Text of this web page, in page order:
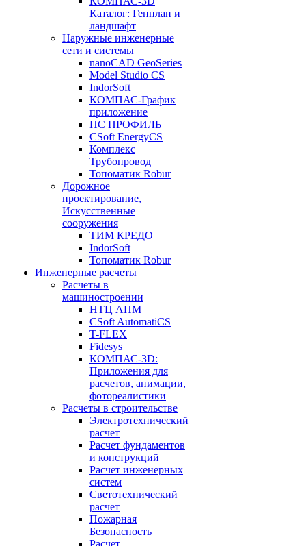
Каталог: Генплан и
ландшафт
Наружные инженерные
сети и системы
nanoCAD GeoSeries
Model Studio CS
IndorSoft
КОМПАС-График
приложение
ПС ПРОФИЛЬ
CSoft EnergyCS
Комплекс
Трубопровод
Топоматик Robur
Дорожное
проектирование,
Искусственные
сооружения
ТИМ КРЕДО
IndorSoft
Топоматик Robur
Инженерные расчеты
Расчеты в
машиностроении
НТЦ АПМ
CSoft AutomatiCS
T-FLEX
Fidesys
КОМПАС-3D:
Приложения для
расчетов, анимации,
фотореалистики
Расчеты в строительстве
Электротехнический
расчет
Расчет фундаментов
и конструкций
Расчет инженерных
систем
Светотехнический
расчет
Пожарная
Безопасность
Расчет